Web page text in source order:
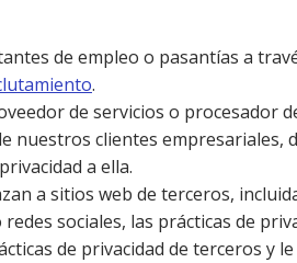
de empleo o pasantías a
.
de servicios o procesador
nuestros clientes empresariales,
a ella.
a sitios web de terceros,
sociales, las prácticas de
de privacidad de terceros y